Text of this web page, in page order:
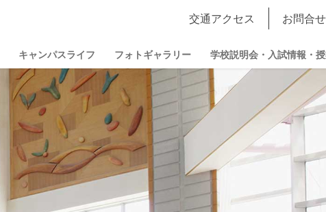
交通アクセス お問合せ
キャンパスライフ フォトギャラリー 学校説明会・入試情報・